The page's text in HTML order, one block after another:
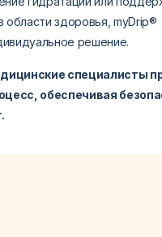
области здоровья, myDrip®
решение.
специалисты
обеспечивая